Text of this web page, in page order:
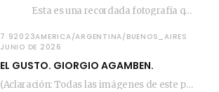
Esta es una recordada fotografía que registré…
7 92023AMERICA/ARGENTINA/BUENOS_AIRES
JUNIO DE 2026
EL GUSTO. GIORGIO AGAMBEN.
(Aclaración: Todas las imágenes de este posteo fueron tomadas de Bloghemia.com, y todos los…